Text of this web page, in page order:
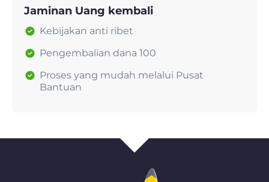
Jaminan Uang kembali
Kebijakan anti ribet
Pengembalian dana 100
Proses yang mudah melalui Pusat
Bantuan